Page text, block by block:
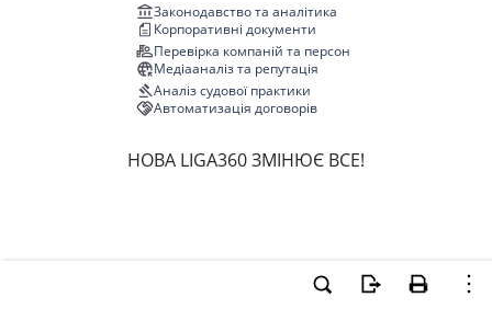
Законодавство та аналітика
Корпоративні документи
Перевірка компаній та персон
Медіааналіз та репутація
Аналіз судової практики
Автоматизація договорів
НОВА LIGA360 ЗМІНЮЄ ВСЕ!